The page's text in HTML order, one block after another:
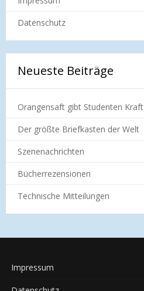
Datenschutz
Neueste Beiträge
Orangensaft gibt Studenten Kraft
Der größte Briefkasten der Welt
Szenenachrichten
Bücherrezensionen
Technische Mitteilungen
Impressum